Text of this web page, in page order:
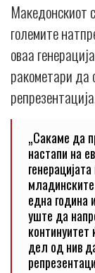
Македонскиот
големите
оваа
ракометари да
„Сакаме да
настапи на
една година
уште да
дел од нив